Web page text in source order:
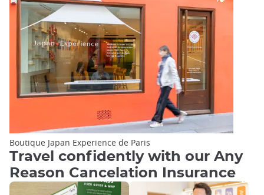
Boutique Japan Experience de Paris
Travel confidently with our Any
Reason Cancelation Insurance